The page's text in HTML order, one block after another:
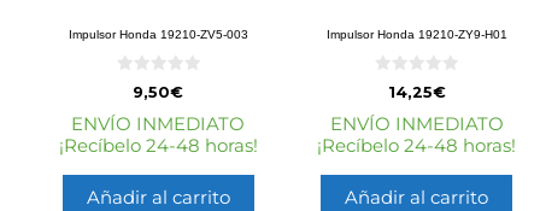
Impulsor Honda 19210-ZV5-003
e
5
9,50€
ENVÍO INMEDIATO
¡Recíbelo 24-48 horas!
Añadir al carrito
Impulsor Honda 19210-ZY9-H01
e
5
14,25€
ENVÍO INMEDIATO
¡Recíbelo 24-48 horas!
Añadir al carrito